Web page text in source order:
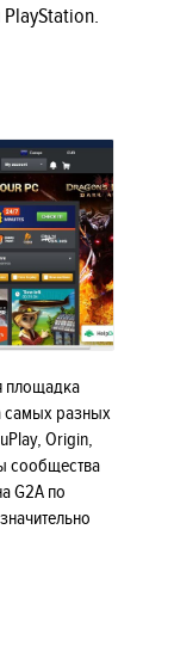
площадка
самых разных
Origin,
сообщества
G2A по